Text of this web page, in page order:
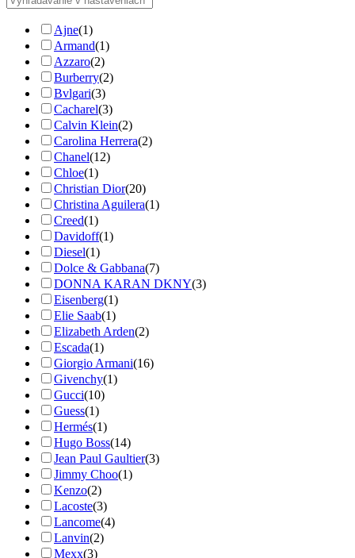
Ajne(1)
Armand(1)
Azzaro(2)
Burberry(2)
Bvlgari(3)
Cacharel(3)
Calvin Klein(2)
Carolina Herrera(2)
Chanel(12)
Chloe(1)
Christian Dior(20)
Christina Aguilera(1)
Creed(1)
Davidoff(1)
Diesel(1)
Dolce & Gabbana(7)
DONNA KARAN DKNY(3)
Eisenberg(1)
Elie Saab(1)
Elizabeth Arden(2)
Escada(1)
Giorgio Armani(16)
Givenchy(1)
Gucci(10)
Guess(1)
Hermés(1)
Hugo Boss(14)
Jean Paul Gaultier(3)
Jimmy Choo(1)
Kenzo(2)
Lacoste(3)
Lancome(4)
Lanvin(2)
Mexx(3)